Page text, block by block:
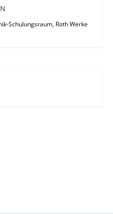
Schulungsraum, Roth Werke